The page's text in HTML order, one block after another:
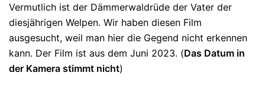
Vermutlich ist der Dämmerwaldrüde der Vater der
diesjährigen Welpen. Wir haben diesen Film
ausgesucht, weil man hier die Gegend nicht erkennen
kann. Der Film ist aus dem Juni 2023. (Das Datum in
der Kamera stimmt nicht)